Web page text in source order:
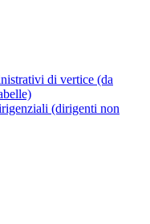
di vertice (da
(dirigenti non